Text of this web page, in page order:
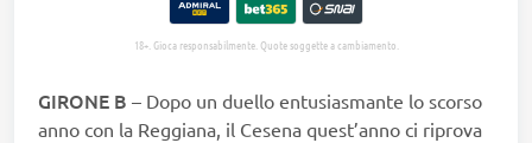
GIRONE B – Dopo un duello entusiasmante lo scorso
anno con la Reggiana, il Cesena quest’anno ci riprova